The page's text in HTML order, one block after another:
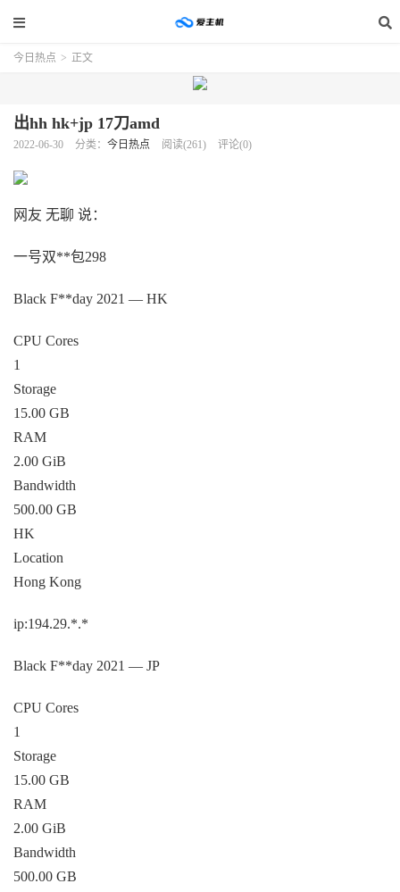
今日热点 > 正文
出hh hk+jp 17刀amd
2022-06-30 分类： 今日热点 阅读(261) 评论(0)
网友 无聊 说：
一号双**包298
Black F**day 2021 — HK
CPU Cores
1
Storage
15.00 GB
RAM
2.00 GiB
Bandwidth
500.00 GB
HK
Location
Hong Kong
ip:194.29.*.*
Black F**day 2021 — JP
CPU Cores
1
Storage
15.00 GB
RAM
2.00 GiB
Bandwidth
500.00 GB